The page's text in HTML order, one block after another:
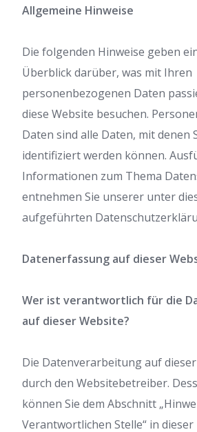
Allgemeine Hinweise
Die folgenden Hinweise geben
Überblick darüber, was mit Ihren
personenbezogenen Daten
diese Website besuchen.
Daten sind alle Daten, mit denen
identifiziert werden können.
Informationen zum Thema
entnehmen Sie unserer unter
aufgeführten
Datenerfassung auf dieser
Wer ist verantwortlich für die
auf dieser Website?
Die Datenverarbeitung auf
durch den Websitebetreiber.
können Sie dem Abschnitt
Verantwortlichen Stelle“ in dieser